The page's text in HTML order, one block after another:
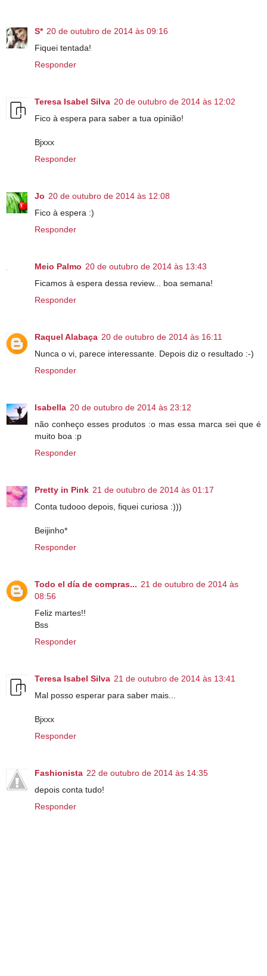
S* 20 de outubro de 2014 às 09:16
Fiquei tentada!
Responder
Teresa Isabel Silva 20 de outubro de 2014 às 12:02
Fico à espera para saber a tua opinião!
Bjxxx
Responder
Jo 20 de outubro de 2014 às 12:08
Fico à espera :)
Responder
Meio Palmo 20 de outubro de 2014 às 13:43
Ficamos à espera dessa review... boa semana!
Responder
Raquel Alabaça 20 de outubro de 2014 às 16:11
Nunca o vi, parece interessante. Depois diz o resultado :-)
Responder
Isabella 20 de outubro de 2014 às 23:12
não conheço esses produtos :o mas essa marca sei que é
muito boa :p
Responder
Pretty in Pink 21 de outubro de 2014 às 01:17
Conta tudooo depois, fiquei curiosa :)))
Beijinho*
Responder
Todo el día de compras... 21 de outubro de 2014 às
08:56
Feliz martes!!
Bss
Responder
Teresa Isabel Silva 21 de outubro de 2014 às 13:41
Mal posso esperar para saber mais...
Bjxxx
Responder
Fashionista 22 de outubro de 2014 às 14:35
depois conta tudo!
Responder